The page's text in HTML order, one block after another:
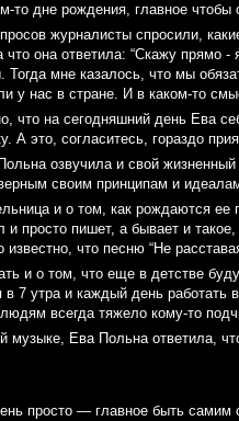
то дне рождения, главное
журналисты спросили,
она ответила: “Скажу прямо
мне казалось, что мы
у нас в стране. И в каком-то
что на сегодняшний день Ева
А это, согласитесь, гораздо
озвучила и свой
своим принципам и
и о том, как рождаются
и просто пишет, а бывает и
известно, что песню “Не
и о том, что еще в детстве
7 утра и каждый день работать
всегда тяжело кому-то
музыке, Ева Польна ответила,
просто — главное быть